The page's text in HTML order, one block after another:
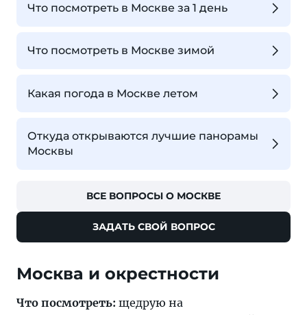
Что посмотреть в Москве за 1 день
Что посмотреть в Москве зимой
Какая погода в Москве летом
Откуда открываются лучшие панорамы
Москвы
ВСЕ ВОПРОСЫ О МОСКВЕ
ЗАДАТЬ СВОЙ ВОПРОС
Москва и окрестности
Что посмотреть: щедрую на